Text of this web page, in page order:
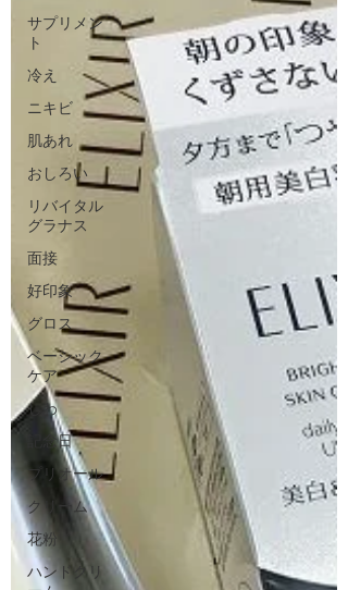
サプリメン
ト
冷え
ニキビ
肌あれ
おしろい
リバイタル
グラナス
面接
好印象
グロス
ベーシック
ケア
しわ
記念日
プリオール
クリーム
花粉
ハンドクリ